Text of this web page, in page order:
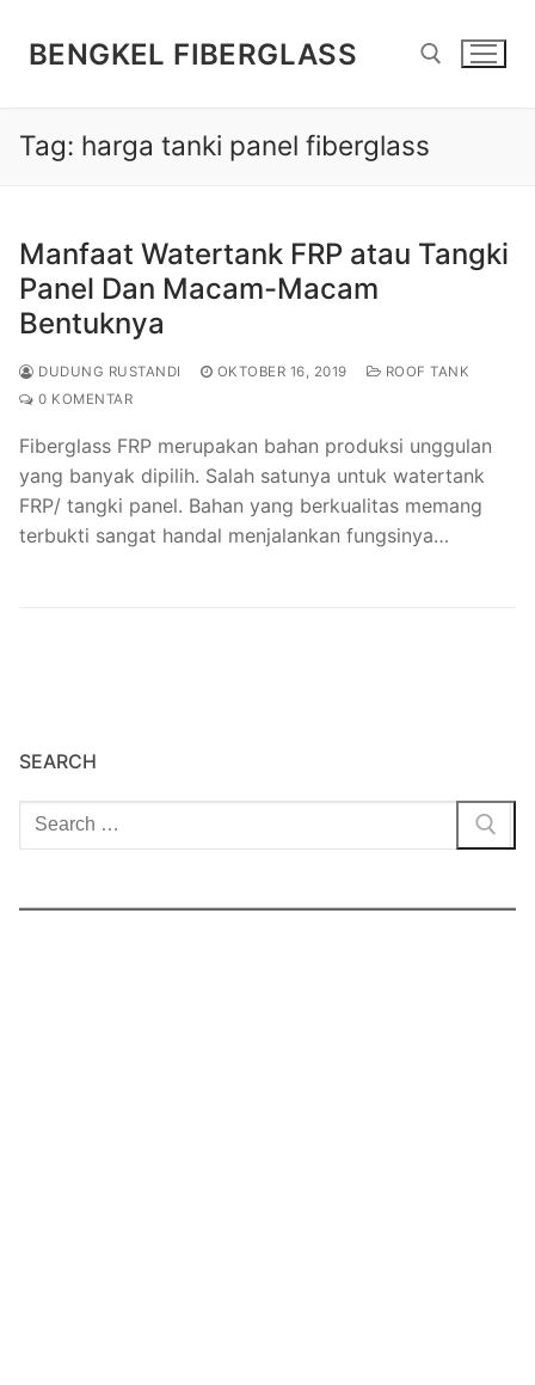
BENGKEL FIBERGLASS
Cari:
Tag: harga tanki panel fiberglass
Manfaat Watertank FRP atau Tangki
Panel Dan Macam-Macam
Bentuknya
DUDUNG RUSTANDI OKTOBER 16, 2019
ROOF TANK
0 KOMENTAR
Fiberglass FRP merupakan bahan produksi unggulan
yang banyak dipilih. Salah satunya untuk watertank
FRP/ tangki panel. Bahan yang berkualitas memang
terbukti sangat handal menjalankan fungsinya…
SEARCH
Cari: